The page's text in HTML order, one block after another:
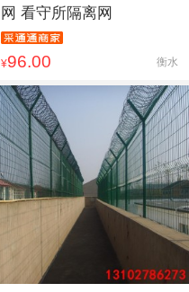
网 看守所隔离网
¥96.00 衡水